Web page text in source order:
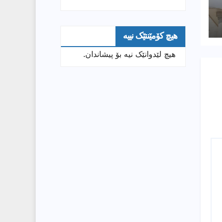
هیچ کۆمێنتێک نییە
هیچ لێدوانێک نیە بۆ پیشاندان.